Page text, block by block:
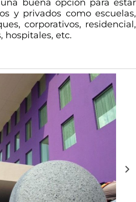
buena opción para estar
y privados como escuelas,
corporativos, residencial,
hospitales, etc.